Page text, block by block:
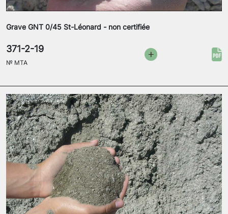
Grave GNT 0/45 St-Léonard - non certifiée
371-2-19
№ MTA